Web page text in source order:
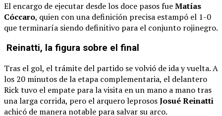
El encargo de ejecutar desde los doce pasos fueMatías
Cóccaro, quien con una definición precisa estampó el 1-0
que terminaría siendo definitivo para el conjunto rojinegro.
Reinatti, la figura sobre el final
Tras el gol, el trámite del partido se volvió de ida y vuelta. A
los 20 minutos de la etapa complementaria, el delantero
Rick tuvo el empate para la visita en un mano a mano tras
una larga corrida, pero el arquero leprososJosué Reinatti
achicó de manera notable para salvar su arco.